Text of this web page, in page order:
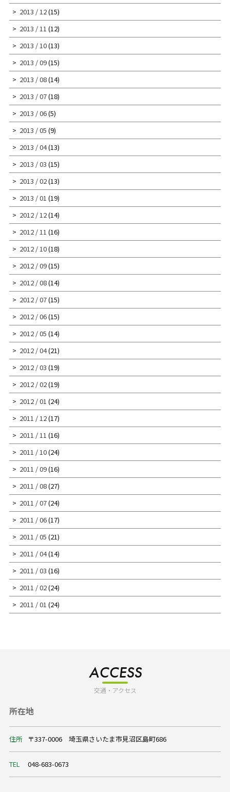
2013 / 12(15)
2013 / 11 (12)
2013 / 10(13)
2013 / 09(15)
2013 / 08(14)
2013 / 07(18)
2013 / 06(5)
2013 / 05 (9)
2013 / 04(13)
2013 / 03 (15)
2013 / 02(13)
2013 / 01 (19)
2012 / 12(14)
2012 / 11 (16)
2012 / 10(18)
2012 / 09(15)
2012 / 08(14)
2012 / 07(15)
2012 / 06(15)
2012 / 05 (14)
2012 / 04(21)
2012 / 03 (19)
2012 / 02(19)
2012 / 01 (24)
2011 / 12(17)
2011 / 11 (16)
2011 / 10(24)
2011 / 09(16)
2011 / 08(27)
2011 / 07(24)
2011 / 06(17)
2011 / 05 (21)
2011 / 04(14)
2011 / 03 (16)
2011 / 02(24)
2011 / 01 (24)
ACCESS
交通・アクセス
所在地
住所 〒337-0006 埼玉県さいたま市見沼区島町686
TEL 048-683-0673